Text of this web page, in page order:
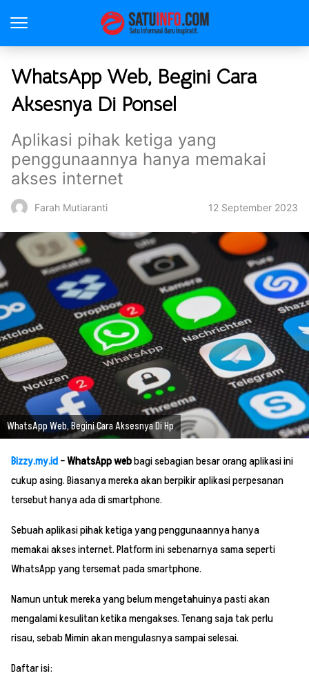
WhatsApp Web, Begini Cara
Aksesnya Di Ponsel
Aplikasi pihak ketiga yang
penggunaannya hanya memakai
akses internet
Farah Mutiaranti 12 September 2023
WhatsApp Web, Begini Cara Aksesnya Di Hp
Bizzy.my.id– WhatsApp webbagi sebagian besar orang aplikasi ini
cukup asing. Biasanya mereka akan berpikir aplikasi perpesanan
tersebut hanya ada di smartphone.
Sebuah aplikasi pihak ketiga yang penggunaannya hanya
memakai akses internet. Platform ini sebenarnya sama seperti
WhatsApp yang tersemat pada smartphone.
Namun untuk mereka yang belum mengetahuinya pasti akan
mengalami kesulitan ketika mengakses. Tenang saja tak perlu
risau, sebab Mimin akan mengulasnya sampai selesai.
Daftar isi: